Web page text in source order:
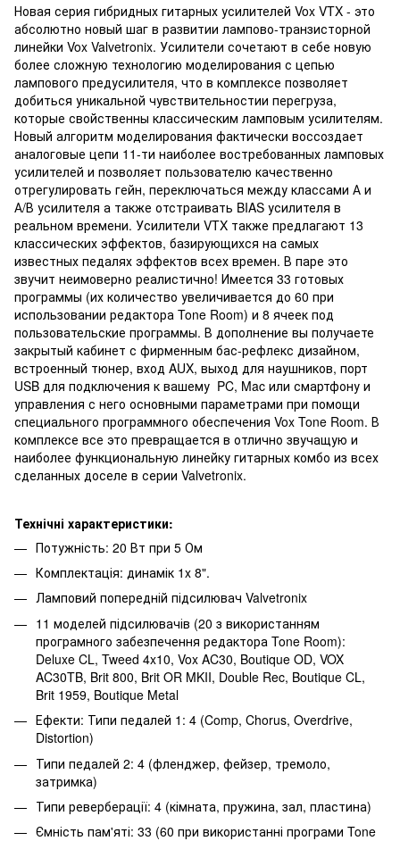
Новая серия гибридных гитарных усилителей Vox VTX - это
абсолютно новый шаг в развитии лампово-транзисторной
линейки Vox Valvetronix. Усилители сочетают в себе новую
более сложную технологию моделирования с цепью
лампового предусилителя, что в комплексе позволяет
добиться уникальной чувствительностии перегруза,
которые свойственны классическим ламповым усилителям.
Новый алгоритм моделирования фактически воссоздает
аналоговые цепи 11-ти наиболее востребованных ламповых
усилителей и позволяет пользователю качественно
отрегулировать гейн, переключаться между классами А и
А/В усилителя а также отстраивать BIAS усилителя в
реальном времени. Усилители VTX также предлагают 13
классических эффектов, базирующихся на самых
известных педалях эффектов всех времен. В паре это
звучит неимоверно реалистично! Имеется 33 готовых
программы (их количество увеличивается до 60 при
использовании редактора Tone Room) и 8 ячеек под
пользовательские программы. В дополнение вы получаете
закрытый кабинет с фирменным бас-рефлекс дизайном,
встроенный тюнер, вход AUX, выход для наушников, порт
USB для подключения к вашему PC, Mac или смартфону и
управления с него основными параметрами при помощи
специального программного обеспечения Vox Tone Room. В
комплексе все это превращается в отлично звучащую и
наиболее функциональную линейку гитарных комбо из всех
сделанных доселе в серии Valvetronix.
Технічні характеристики:
Потужність: 20 Вт при 5 Ом
Комплектація: динамік 1x 8".
Ламповий попередній підсилювач Valvetronix
11 моделей підсилювачів (20 з використанням
програмного забезпечення редактора Tone Room):
Deluxe CL, Tweed 4x10, Vox AC30, Boutique OD, VOX
AC30TB, Brit 800, Brit OR MKII, Double Rec, Boutique CL,
Brit 1959, Boutique Metal
Ефекти: Типи педалей 1: 4 (Comp, Chorus, Overdrive,
Distortion)
Типи педалей 2: 4 (фленджер, фейзер, тремоло,
затримка)
Типи реверберації: 4 (кімната, пружина, зал, пластина)
Ємність пам'яті: 33 (60 при використанні програми Tone